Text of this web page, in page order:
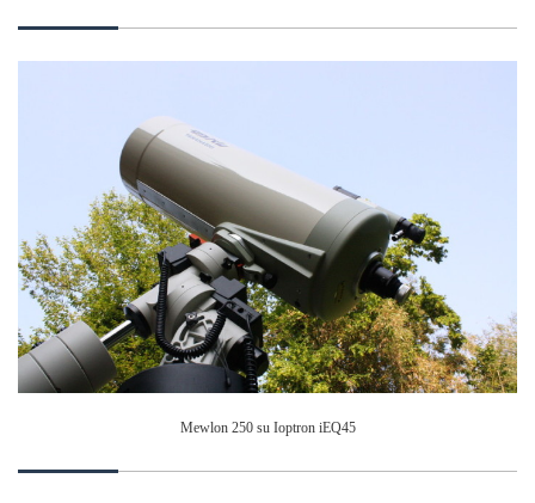
Mewlon 250 su Ioptron iEQ45